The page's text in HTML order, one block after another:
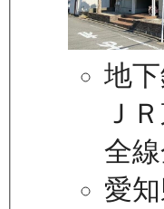
地
Ｊ
全
愛